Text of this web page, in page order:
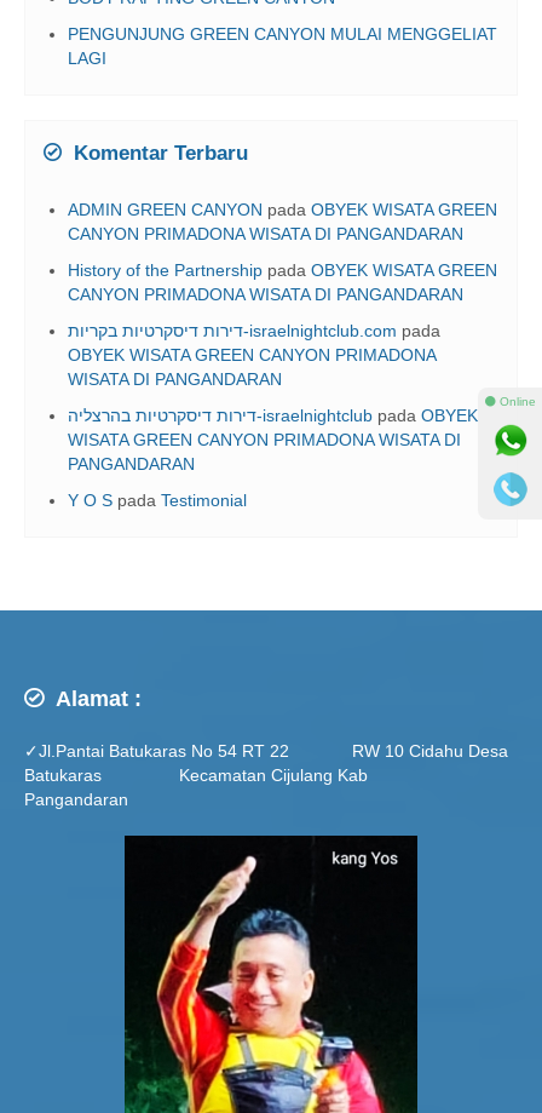
PENGUNJUNG GREEN CANYON MULAI MENGGELIAT
LAGI
Komentar Terbaru
ADMIN GREEN CANYON pada OBYEK WISATA GREEN
CANYON PRIMADONA WISATA DI PANGANDARAN
History of the Partnership pada OBYEK WISATA GREEN
CANYON PRIMADONA WISATA DI PANGANDARAN
דירות דיסקרטיות בקריות-israelnightclub.com pada
OBYEK WISATA GREEN CANYON PRIMADONA
WISATA DI PANGANDARAN
דירות דיסקרטיות בהרצליה-israelnightclub pada OBYEK
WISATA GREEN CANYON PRIMADONA WISATA DI
PANGANDARAN
Y O S pada Testimonial
Alamat :
✓Jl.Pantai Batukaras No 54 RT 22 RW 10 Cidahu Desa
Batukaras Kecamatan Cijulang Kab
Pangandaran
⚫ Online